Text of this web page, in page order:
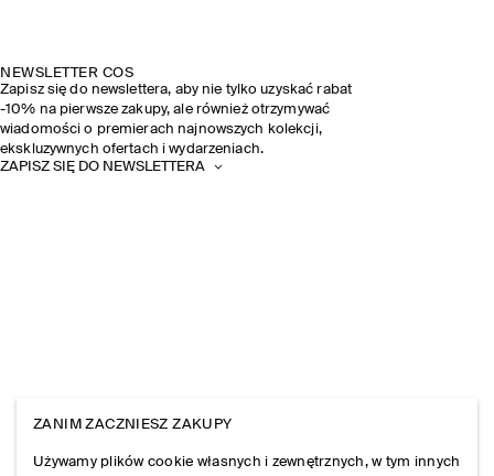
NEWSLETTER COS
Zapisz się do newslettera, aby nie tylko uzyskać rabat
-10% na pierwsze zakupy, ale również otrzymywać
wiadomości o premierach najnowszych kolekcji,
ekskluzywnych ofertach i wydarzeniach.
ZAPISZ SIĘ DO NEWSLETTERA
ZANIM ZACZNIESZ ZAKUPY
Używamy plików cookie własnych i zewnętrznych, w tym innych